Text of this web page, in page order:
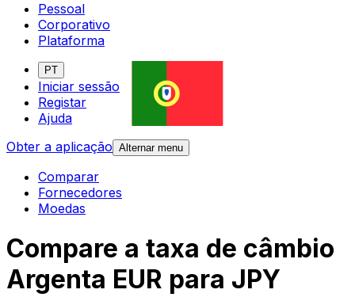
Pessoal
Corporativo
Plataforma
PT
Iniciar sessão
Registar
Ajuda
Obter a aplicação Alternar menu
Comparar
Fornecedores
Moedas
Compare a taxa de câmbio
Argenta EUR para JPY